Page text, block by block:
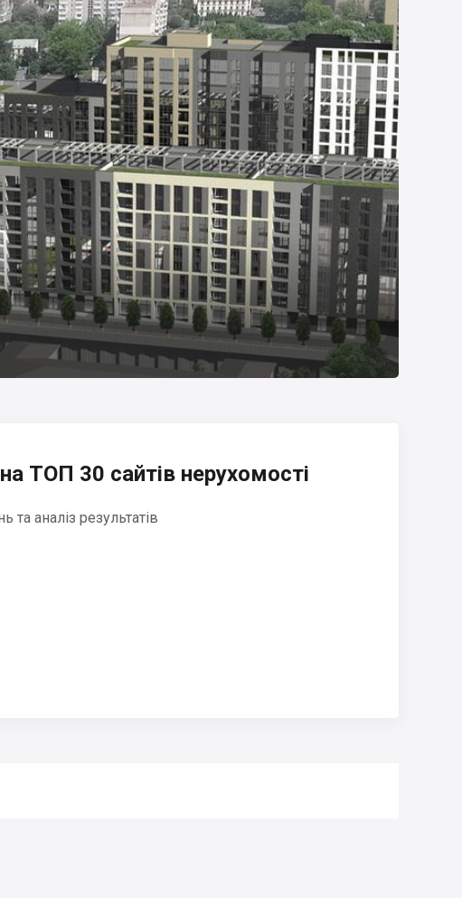
ТОП 30 сайтів нерухомості
аналіз результатів